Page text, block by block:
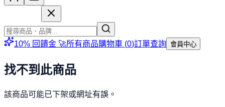
10% 回饋金 🚀所有商品購物車 (0)訂單查詢 會員中心
找不到此商品
該商品可能已下架或網址有誤。